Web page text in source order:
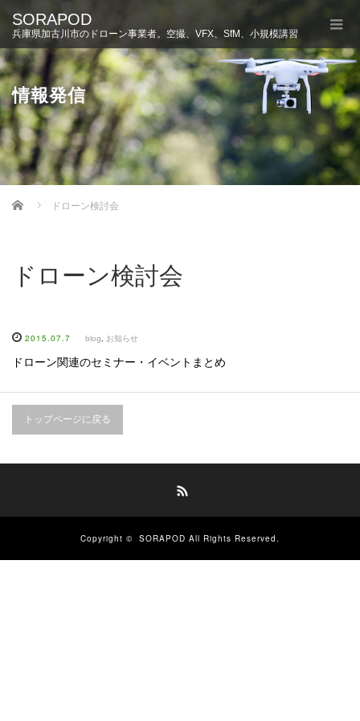
SORAPOD
兵庫県加古川市のドローン事業者。空撮、VFX、SfM、小規模講習
情報発信
Home ドローン検討会
ドローン検討会
2015.07.7 blog お知らせ
ドローン関連のセミナー・イベントまとめ
トップページに戻る
Copyright © SORAPOD All Rights Reserved.